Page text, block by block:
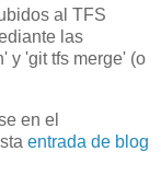
al TFS
las
y 'git tfs merge' (o
en el
entrada de blog